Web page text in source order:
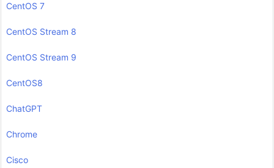
CentOS 7
CentOS Stream 8
CentOS Stream 9
CentOS8
ChatGPT
Chrome
Cisco